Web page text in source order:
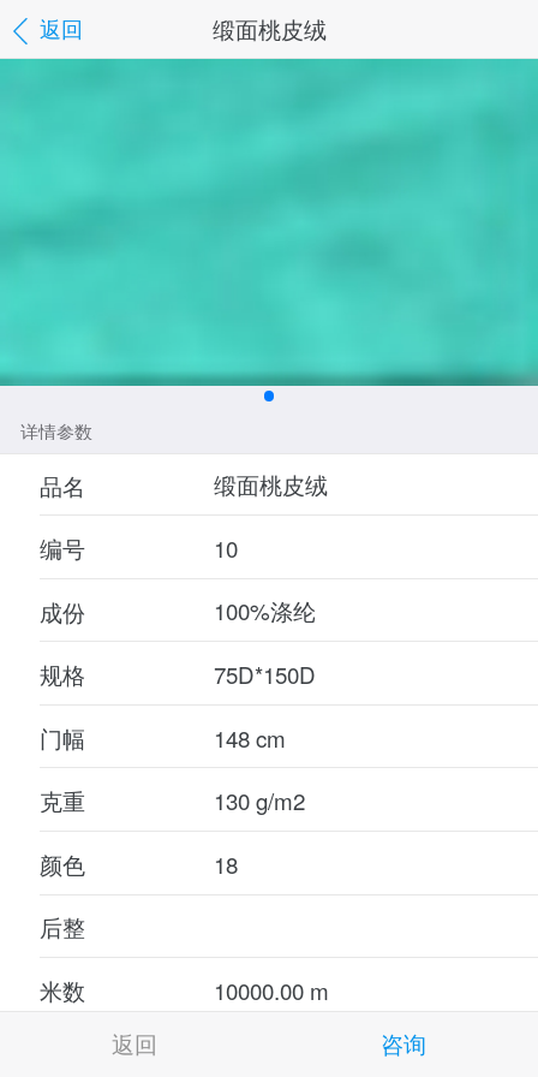
返回 缎面桃皮绒
返回 咨询
详情参数
品名
编号
成份
规格
门幅
克重
颜色
后整
米数
参考价格